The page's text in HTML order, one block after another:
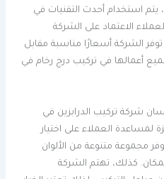
استخدام أحدث التقنيات في
الاعتماد على الشركة
الشركة أسعارًا مناسبة مقابل
أعمالها في تركيب درج رخام في
شركة تركيب الدرابزين في
العملاء على اختيار
مجموعة متنوعة من الألوان
كذلك، تهتم الشركة